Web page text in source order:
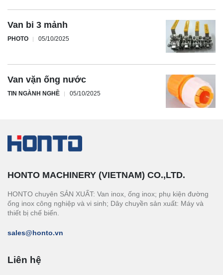
Van bi 3 mảnh
PHOTO 05/10/2025
Van vặn ống nước
TIN NGÀNH NGHỀ 05/10/2025
HONTO MACHINERY (VIETNAM) CO.,LTD.
HONTO chuyên SẢN XUẤT: Van inox, ống inox; phụ kiện đường
ống inox công nghiệp và vi sinh; Dây chuyền sản xuất: Máy và
thiết bị chế biến.
sales@honto.vn
Liên hệ